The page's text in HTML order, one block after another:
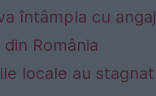
întâmpla cu
din România
locale au stagnat